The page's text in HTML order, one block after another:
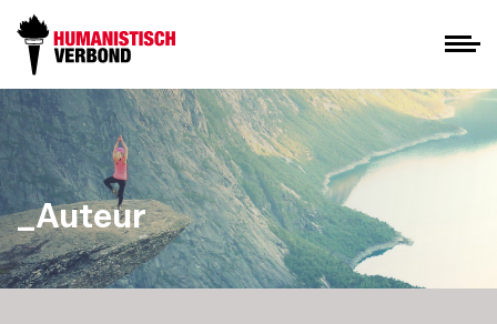
_Auteur